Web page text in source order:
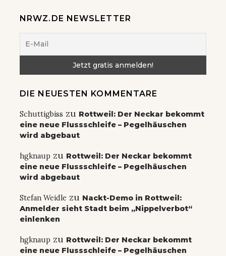
NRWZ.DE NEWSLETTER
DIE NEUESTEN KOMMENTARE
Schuttigbiss zu Rottweil: Der Neckar bekommt
eine neue Flussschleife – Pegelhäuschen
wird abgebaut
hgknaup zu Rottweil: Der Neckar bekommt
eine neue Flussschleife – Pegelhäuschen
wird abgebaut
Stefan Weidle zu Nackt-Demo in Rottweil:
Anmelder sieht Stadt beim „Nippelverbot“
einlenken
hgknaup zu Rottweil: Der Neckar bekommt
eine neue Flussschleife – Pegelhäuschen